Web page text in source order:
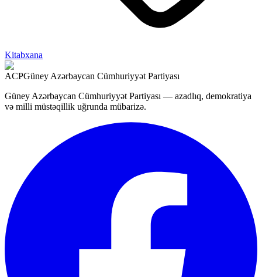
Kitabxana
ACPGüney Azərbaycan Cümhuriyyət Partiyası
Güney Azərbaycan Cümhuriyyət Partiyası — azadlıq, demokratiya
və milli müstəqillik uğrunda mübarizə.